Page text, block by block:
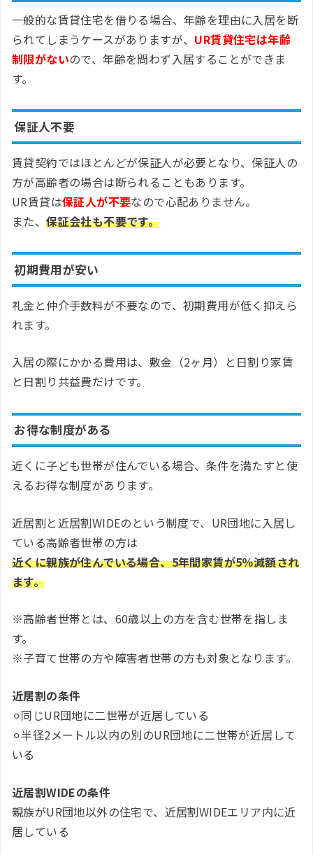
一般的な賃貸住宅を借りる場合、年齢を理由に入居を断
られてしまうケースがありますが、 UR賃貸住宅は年齢
制限がないので、年齢を問わず入居することができま
す。
保証人不要
賃貸契約ではほとんどが保証人が必要となり、保証人の
方が高齢者の場合は断られることもあります。
UR賃貸は保証人が不要なので心配ありません。
また、保証会社も不要です。
初期費用が安い
礼金と仲介手数料が不要なので、初期費用が低く抑えら
れます。
入居の際にかかる費用は、敷金（2ヶ月）と日割り家賃
と日割り共益費だけです。
お得な制度がある
近くに子ども世帯が住んでいる場合、条件を満たすと使
えるお得な制度があります。
近居割と近居割WIDEのという制度で、UR団地に入居し
ている高齢者世帯の方は
近くに親族が住んでいる場合、5年間家賃が5％減額され
ます。
※高齢者世帯とは、60歳以上の方を含む世帯を指しま
す。
※子育て世帯の方や障害者世帯の方も対象となります。
近居割の条件
⚪︎同じUR団地に二世帯が近居している
⚪︎半径2メートル以内の別のUR団地に二世帯が近居して
いる
近居割WIDEの条件
親族がUR団地以外の住宅で、近居割WIDEエリア内に近
居している